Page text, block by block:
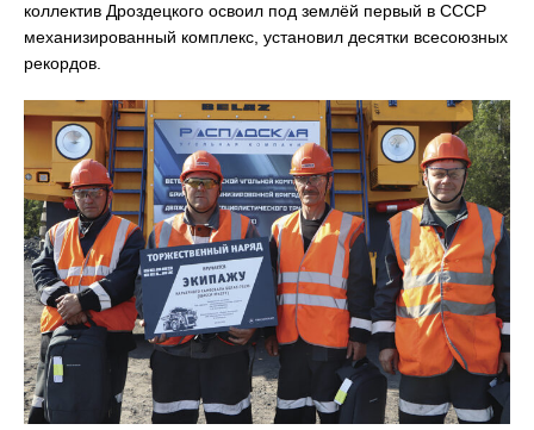
коллектив Дроздецкого освоил под землёй первый в СССР
механизированный комплекс, установил десятки всесоюзных
рекордов.